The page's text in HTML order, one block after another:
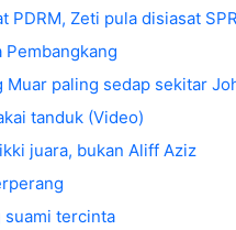
PDRM, Zeti pula disiasat
Pembangkang
Muar paling sedap sekitar
tanduk (Video)
juara, bukan Aliff Aziz
suami tercinta